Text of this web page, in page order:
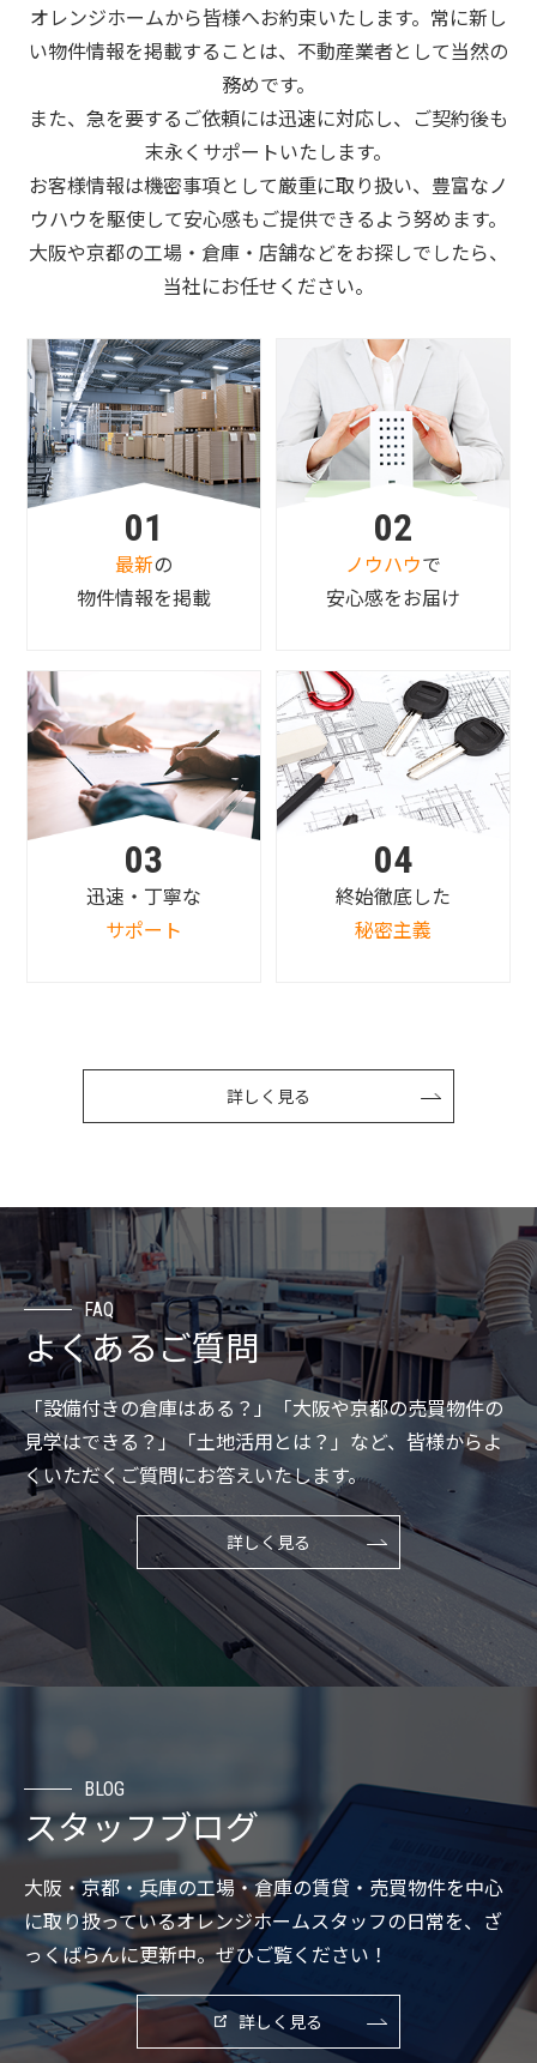
オレンジホームから皆様へお約束いたします。常に新し
い物件情報を掲載することは、不動産業者として当然の
務めです。
また、急を要するご依頼には迅速に対応し、ご契約後も
末永くサポートいたします。
お客様情報は機密事項として厳重に取り扱い、豊富なノ
ウハウを駆使して安心感もご提供できるよう努めます。
大阪や京都の工場・倉庫・店舗などをお探しでしたら、
当社にお任せください。
01
最新の
物件情報を掲載
02
ノウハウで
安心感をお届け
03
迅速・丁寧な
サポート
04
終始徹底した
秘密主義
詳しく見る
FAQ
よくあるご質問
「設備付きの倉庫はある？」「大阪や京都の売買物件の
見学はできる？」「土地活用とは？」など、皆様からよ
くいただくご質問にお答えいたします。
詳しく見る
BLOG
スタッフブログ
大阪・京都・兵庫の工場・倉庫の賃貸・売買物件を中心
に取り扱っているオレンジホームスタッフの日常を、ざ
っくばらんに更新中。ぜひご覧ください！
詳しく見る